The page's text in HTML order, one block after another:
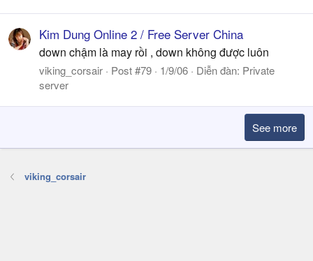
Kim Dung Online 2 / Free Server China
down chậm là may rồi , down không được luôn
viking_corsair Post #79 1/9/06 Diễn đàn: Private
server
See more
viking_corsair